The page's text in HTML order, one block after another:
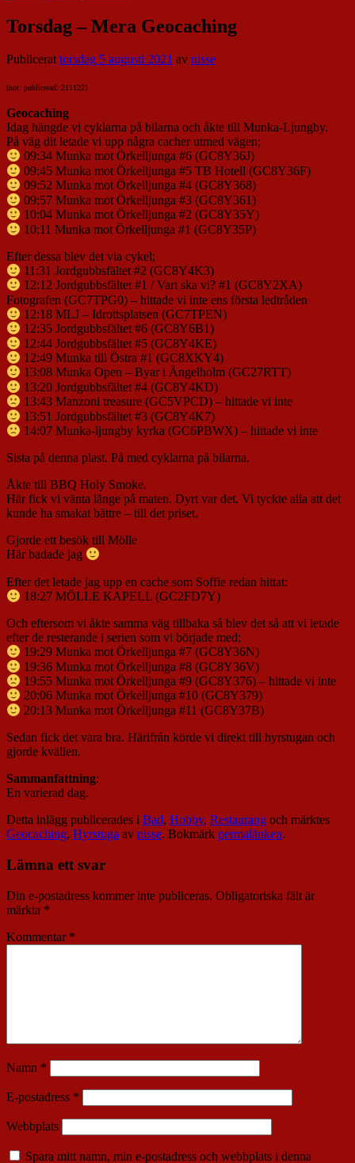
Torsdag – Mera Geocaching
Publicerattorsdag 5 augusti 2021 av nisse
[not: publicerad: 211122]
Geocaching
Idag hängde vi cyklarna på bilarna och åkte till Munka-Ljungby.
På väg dit letade vi upp några cacher utmed vägen;
09:34 Munka mot Örkelljunga #6 (GC8Y36J)
09:45 Munka mot Örkelljunga #5 TB Hotell (GC8Y36F)
09:52 Munka mot Örkelljunga #4 (GC8Y368)
09:57 Munka mot Örkelljunga #3 (GC8Y361)
10:04 Munka mot Örkelljunga #2 (GC8Y35Y)
10:11 Munka mot Örkelljunga #1 (GC8Y35P)
Efter dessa blev det via cykel;
11:31 Jordgubbsfältet #2 (GC8Y4K3)
12:12 Jordgubbsfältet #1 / Vart ska vi? #1 (GC8Y2XA)
Fotografen (GC7TPG0) – hittade vi inte ens första ledtråden
12:18 MLJ – Idrottsplatsen (GC7TPEN)
12:35 Jordgubbsfältet #6 (GC8Y6B1)
12:44 Jordgubbsfältet #5 (GC8Y4KE)
12:49 Munka till Östra #1 (GC8XKY4)
13:08 Munka Open – Byar i Ängelholm (GC27RTT)
13:20 Jordgubbsfältet #4 (GC8Y4KD)
13:43 Manzoni treasure (GC5VPCD) – hittade vi inte
13:51 Jordgubbsfältet #3 (GC8Y4K7)
14:07 Munka-ljungby kyrka (GC6PBWX) – hittade vi inte
Sista på denna plast. På med cyklarna på bilarna.
Åkte till BBQ Holy Smoke.
Här fick vi vänta länge på maten. Dyrt var det. Vi tyckte alla att det
kunde ha smakat bättre – till det priset.
Gjorde ett besök till Mölle
Här badade jag
Efter det letade jag upp en cache som Soffie redan hittat:
18:27 MÖLLE KAPELL (GC2FD7Y)
Och eftersom vi åkte samma väg tillbaka så blev det så att vi letade
efter de resterande i serien som vi började med;
19:29 Munka mot Örkelljunga #7 (GC8Y36N)
19:36 Munka mot Örkelljunga #8 (GC8Y36V)
19:55 Munka mot Örkelljunga #9 (GC8Y376) – hittade vi inte
20:06 Munka mot Örkelljunga #10 (GC8Y379)
20:13 Munka mot Örkelljunga #11 (GC8Y37B)
Sedan fick det vara bra. Härifrån körde vi direkt till hyrstugan och
gjorde kvällen.
Sammanfattning:
En varierad dag.
Detta inlägg publicerades i Bad, Hobby, Restaurang och märktes
Geocaching, Hyrstuga av nisse. Bokmärk permalänken.
Lämna ett svar
Din e-postadress kommer inte publiceras. Obligatoriska fält är
märkta *
Kommentar *
Namn *
E-postadress *
Webbplats
Spara mitt namn, min e-postadress och webbplats i denna